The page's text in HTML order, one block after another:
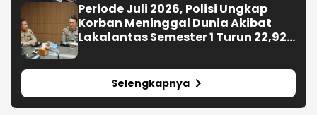
Periode Juli 2026, Polisi Ungkap
Korban Meninggal Dunia Akibat
Lakalantas Semester 1 Turun 22,92
Selengkapnya